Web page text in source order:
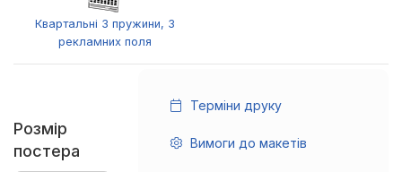
Квартальні 3 пружини, 3
рекламних поля
Розмір
постера
Терміни друку
Вимоги до макетів